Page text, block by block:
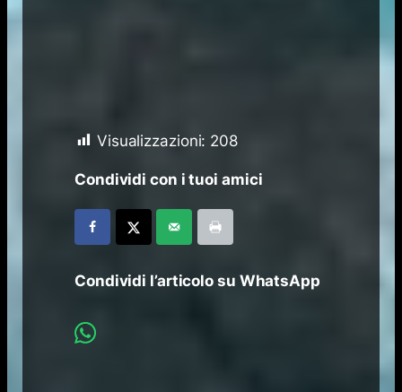
Visualizzazioni: 208
Condividi con i tuoi amici
Condividi l’articolo su WhatsApp